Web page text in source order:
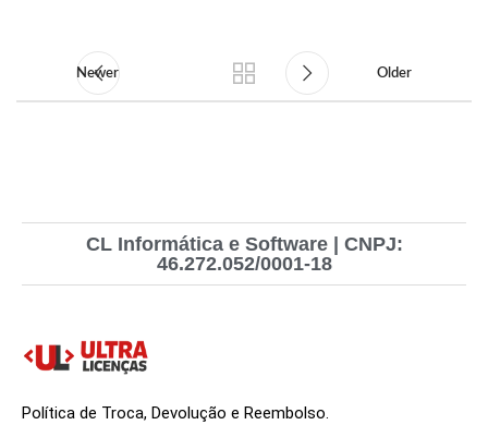
Newer Older
CL Informática e Software | CNPJ:
46.272.052/0001-18
Política de Troca, Devolução e Reembolso.